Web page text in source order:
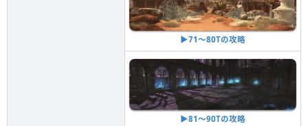
▶︎71〜80Tの攻略
▶︎81〜90Tの攻略